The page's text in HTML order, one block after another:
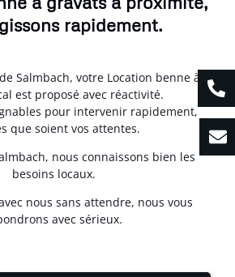
rapidement.
Salmbach, votre Location benne à
est proposé avec réactivité.
pour intervenir rapidement,
que soient vos attentes.
nous connaissons bien les
besoins locaux.
nous sans attendre, nous vous
avec sérieux.